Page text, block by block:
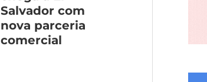
Salvador com
nova parceria
comercial